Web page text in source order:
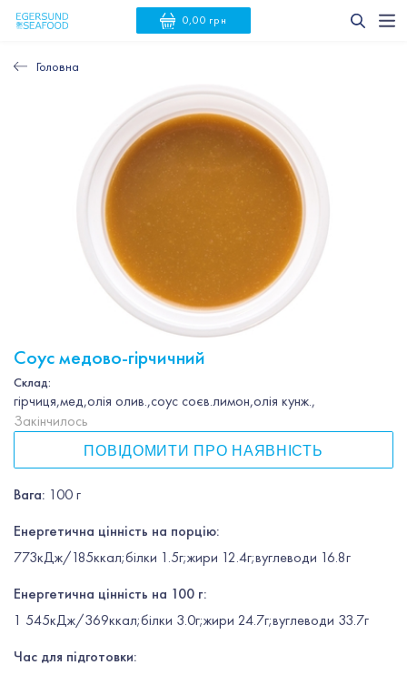
0,00 грн
Головна
Соус медово-гірчичний
Склад:
гірчиця,мед,олія олив.,соус соєв.лимон,олія кунж.,
Вага: 100 г
Енергетична цінність на порцію:
773кДж/185ккал;білки 1.5г;жири 12.4г;вуглеводи 16.8г
Енергетична цінність на 100 г:
1 545кДж/369ккал;білки 3.0г;жири 24.7г;вуглеводи 33.7г
Час для підготовки:
Закінчилось
ПОВІДОМИТИ ПРО НАЯВНІСТЬ